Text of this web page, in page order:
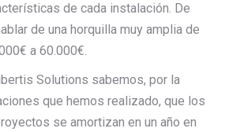
de cada instalación. De
de una horquilla muy amplia de
a 60.000€.
Solutions sabemos, por la
que hemos realizado, que los
se amortizan en un año en